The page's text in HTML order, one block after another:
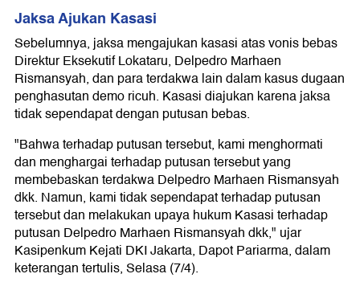
Jaksa Ajukan Kasasi
Sebelumnya, jaksa mengajukan kasasi atas vonis bebas
Direktur Eksekutif Lokataru, Delpedro Marhaen
Rismansyah, dan para terdakwa lain dalam kasus dugaan
penghasutan demo ricuh. Kasasi diajukan karena jaksa
tidak sependapat dengan putusan bebas.
"Bahwa terhadap putusan tersebut, kami menghormati
dan menghargai terhadap putusan tersebut yang
membebaskan terdakwa Delpedro Marhaen Rismansyah
dkk. Namun, kami tidak sependapat terhadap putusan
tersebut dan melakukan upaya hukum Kasasi terhadap
putusan Delpedro Marhaen Rismansyah dkk," ujar
Kasipenkum Kejati DKI Jakarta, Dapot Pariarma, dalam
keterangan tertulis, Selasa (7/4).